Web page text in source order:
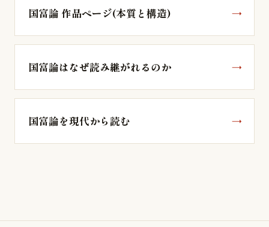
国富論 作品ページ(本質と構造)
国富論はなぜ読み継がれるのか
国富論を現代から読む